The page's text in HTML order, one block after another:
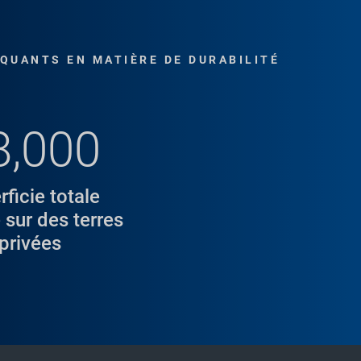
le
Award
EN MATIÈRE DE DURABILITÉ
totale
sur des terres
privées